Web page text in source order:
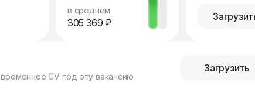
в среднем
305 369 ₽
CV под эту вакансию
Загрузить